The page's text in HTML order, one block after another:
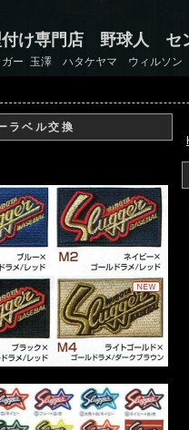
付け専門店 野球人 セ
ガー 玉澤 ハタケヤマ ウィルソ
ラベル交換